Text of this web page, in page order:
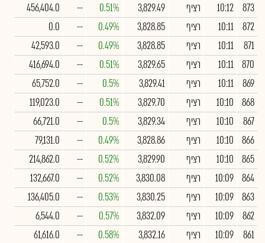
873
10:12 רציף 3,829.49
0.51%
--
456,404.0
872
10:11 רציף 3,828.85
0.49%
--
0.0
871
10:11 רציף 3,828.85
0.49%
--
42,593.0
870
10:11 רציף 3,829.65
0.51%
--
416,694.0
869
10:11 רציף 3,829.41
0.5%
--
65,752.0
868
10:10 רציף 3,829.70
0.51%
--
119,023.0
867
10:10 רציף 3,829.34
0.5%
--
66,721.0
866
10:10 רציף 3,828.86
0.49%
--
79,131.0
865
10:10 רציף 3,829.90
0.52%
--
214,862.0
864
10:09 רציף 3,830.08
0.52%
--
132,667.0
863
10:09 רציף 3,830.25
0.53%
--
136,405.0
862
10:09 רציף 3,832.09
0.57%
--
6,544.0
861
10:09 רציף 3,832.16
0.58%
--
61,616.0